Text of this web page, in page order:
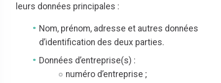
leurs données principales :
Nom, prénom, adresse et autres données
d’identification des deux parties.
Données d’entreprise(s) :
numéro d’entreprise ;